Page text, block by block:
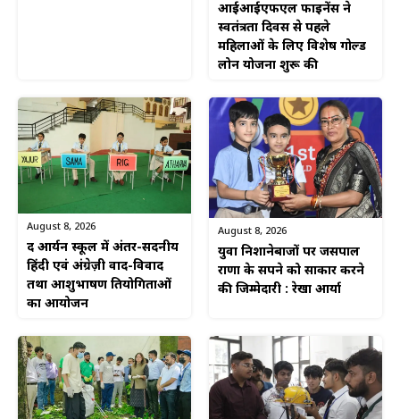
आईआईएफएल फाइनेंस ने
स्वतंत्रता दिवस से पहले
महिलाओं के लिए विशेष गोल्ड
लोन योजना शुरू की
August 8, 2026
द आर्यन स्कूल में अंतर-सदनीय
हिंदी एवं अंग्रेज़ी वाद-विवाद
तथा आशुभाषण प्रतियोगिताओं
का आयोजन
August 8, 2026
युवा निशानेबाजों पर जसपाल
राणा के सपने को साकार करने
की जिम्मेदारी : रेखा आर्या